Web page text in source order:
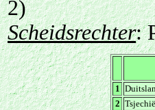
2)
Scheidsrechter:
1
2 Tsjechië